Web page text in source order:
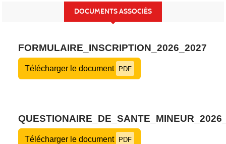
DOCUMENTS ASSOCIÉS
FORMULAIRE_INSCRIPTION_2026_2027
Télécharger le document PDF
Télécharger le document PDF